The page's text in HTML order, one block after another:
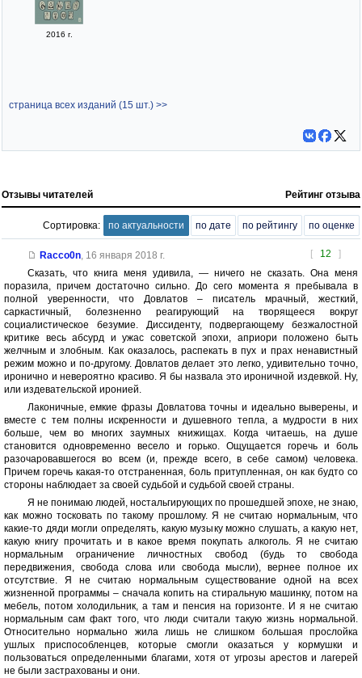
2016 г.
страница всех изданий (15 шт.) >>
Отзывы читателей Рейтинг отзыва
Сортировка: по актуальности по дате по рейтингу по оценке
[ 12 ]
Racco0n, 16 января 2018 г.
Сказать, что книга меня удивила, — ничего не сказать. Она меня
поразила, причем достаточно сильно. До сего момента я пребывала в
полной уверенности, что Довлатов – писатель мрачный, жесткий,
саркастичный, болезненно реагирующий на творящееся вокруг
социалистическое безумие. Диссиденту, подвергающему безжалостной
критике весь абсурд и ужас советской эпохи, априори положено быть
желчным и злобным. Как оказалось, распекать в пух и прах ненавистный
режим можно и по-другому. Довлатов делает это легко, удивительно точно,
иронично и невероятно красиво. Я бы назвала это ироничной издевкой. Ну,
или издевательской иронией.
Лаконичные, емкие фразы Довлатова точны и идеально выверены, и
вместе с тем полны искренности и душевного тепла, а мудрости в них
больше, чем во многих заумных книжищах. Когда читаешь, на душе
становится одновременно весело и горько. Ощущается горечь и боль
разочаровавшегося во всем (и, прежде всего, в себе самом) человека.
Причем горечь какая-то отстраненная, боль притупленная, он как будто со
стороны наблюдает за своей судьбой и судьбой своей страны.
Я не понимаю людей, ностальгирующих по прошедшей эпохе, не знаю,
как можно тосковать по такому прошлому. Я не считаю нормальным, что
какие-то дяди могли определять, какую музыку можно слушать, а какую нет,
какую книгу прочитать и в какое время покупать алкоголь. Я не считаю
нормальным ограничение личностных свобод (будь то свобода
передвижения, свобода слова или свобода мысли), вернее полное их
отсутствие. Я не считаю нормальным существование одной на всех
жизненной программы – сначала копить на стиральную машинку, потом на
мебель, потом холодильник, а там и пенсия на горизонте. И я не считаю
нормальным сам факт того, что люди считали такую жизнь нормальной.
Относительно нормально жила лишь не слишком большая прослойка
ушлых приспособленцев, которые смогли оказаться у кормушки и
пользоваться определенными благами, хотя от угрозы арестов и лагерей
не были застрахованы и они.